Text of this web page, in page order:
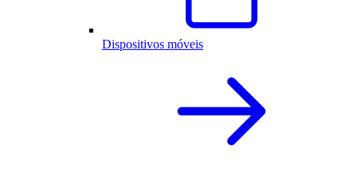
Dispositivos móveis